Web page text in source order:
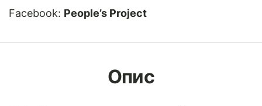
Facebook: People’s Project
Опис